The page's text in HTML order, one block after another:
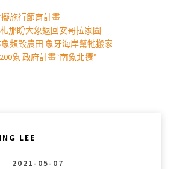
施行節育計畫
那盼大象返回安哥拉家園
頻毀農田 象牙海岸幫牠搬家
象 政府計畫“南象北遷”
LEE
2021-05-07